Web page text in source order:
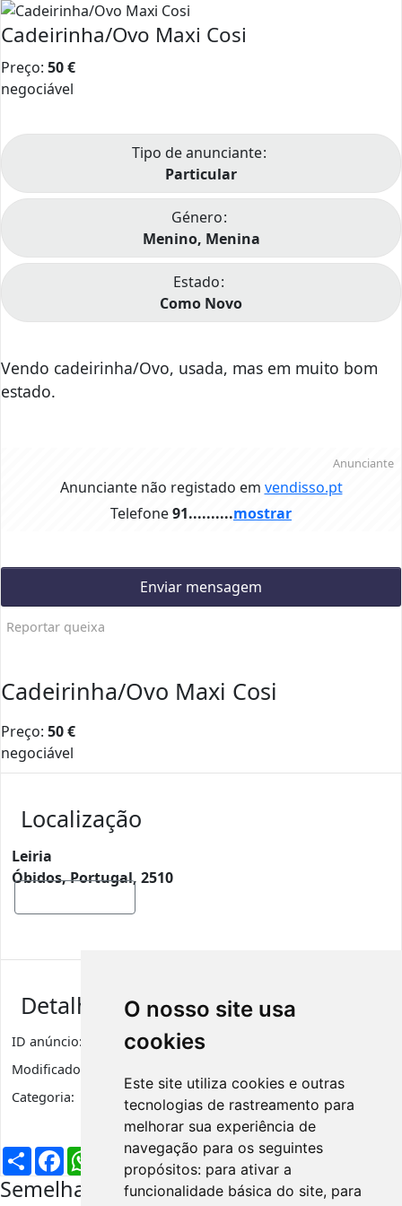
O nosso site usa
cookies
Este site utiliza cookies e outras
tecnologias de rastreamento para
melhorar sua experiência de
navegação para os seguintes
propósitos: para ativar a
funcionalidade básica do site, para
Cadeirinha/Ovo Maxi Cosi
Preço: 50€
negociável
Tipo de anunciante
Particular
Género
Menino, Menina
Estado
Como Novo
Vendo cadeirinha/Ovo, usada, mas em muito bom
estado.
Telefone91..........mostrar
Anunciante
Anunciante não registado em vendisso.pt
Enviar mensagem
Reportar queixa
Cadeirinha/Ovo Maxi Cosi
Preço: 50€
negociável
Localização
Leiria
Óbidos, Portugal, 2510
Detalhes de anúncio
ID anúncio: 1787 Visualizações
Modificado:
Categoria:
Bebé e Criança
PartilharFacebookWhatsApp
X LinkedInTelegramPinterest
Email
Semelhantes na mesma região